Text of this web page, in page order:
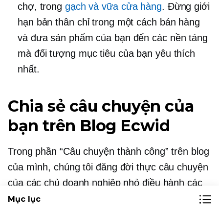
chợ, trong gạch và vữacửa hàng. Đừng giới
hạn bản thân chỉ trong một cách bán hàng
và đưa sản phẩm của bạn đến các nền tảng
mà đối tượng mục tiêu của bạn yêu thích
nhất.
Chia sẻ câu chuyện của
bạn trên Blog Ecwid
Trong phần “Câu chuyện thành công” trên blog
của mình, chúng tôi đăng đời thựccâu chuyện
của các chủ doanh nghiệp nhỏ điều hành các
cửa hàng trực tuyến của họ với Ecwid. Tại đây
Mục lục